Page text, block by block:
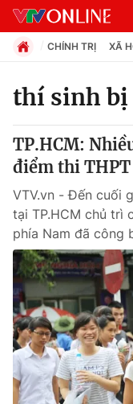
Chuyên mục
Chính trị
Xã hội
Pháp luật
Y tế
Thế giới
Tin tức
Kinh tế
CHÍNH TRỊ XÃ
thí sinh
TP.HCM:
điểm thi
VTV.vn - Đến cuối
tại TP.HCM chủ trì
phía Nam đã công